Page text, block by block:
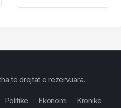
të drejtat e rezervuara.
Politikë Ekonomi Kronikë